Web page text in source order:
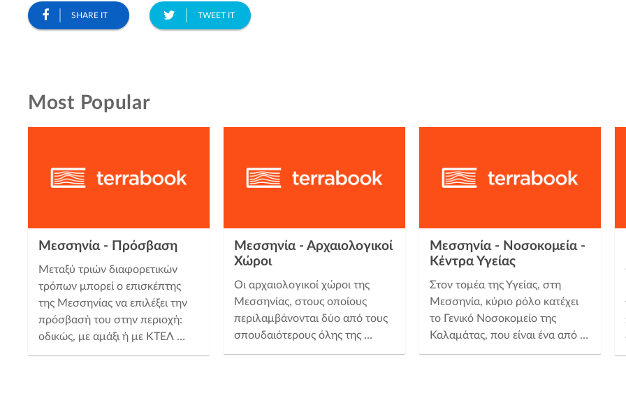
SHARE IT TWEET IT
4
2
2
4
4
Most Popular
Μεσσηνία - Πρόσβαση
Μεταξύ τριών διαφορετικών
τρόπων μπορεί ο επισκέπτης
της Μεσσηνίας να επιλέξει την
πρόσβασή του στην περιοχή:
οδικώς, με αμάξι ή με ΚΤΕΛ …
Μεσσηνία - Αρχαιολογικοί
Χώροι
Οι αρχαιολογικοί χώροι της
Μεσσηνίας, στους οποίους
περιλαμβάνονται δύο από τους
σπουδαιότερους όλης της …
Μεσσηνία - Νοσοκομεία -
Κέντρα Υγείας
Στον τομέα της Υγείας, στη
Μεσσηνία, κύριο ρόλο κατέχει
το Γενικό Νοσοκομείο της
Καλαμάτας, που είναι ένα από …